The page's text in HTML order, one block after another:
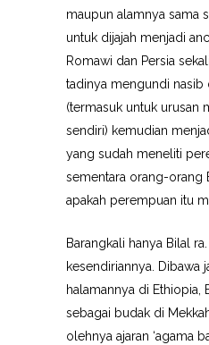
maupun alamnya sama
untuk dijajah menjadi
Romawi dan Persia
tadinya mengundi nasib
(termasuk untuk urusan
sendiri) kemudian
yang sudah meneliti
sementara orang-orang
apakah perempuan itu
Barangkali hanya Bilal
kesendiriannya. Dibawa
halamannya di Ethiopia,
sebagai budak di
olehnya ajaran ‘agama